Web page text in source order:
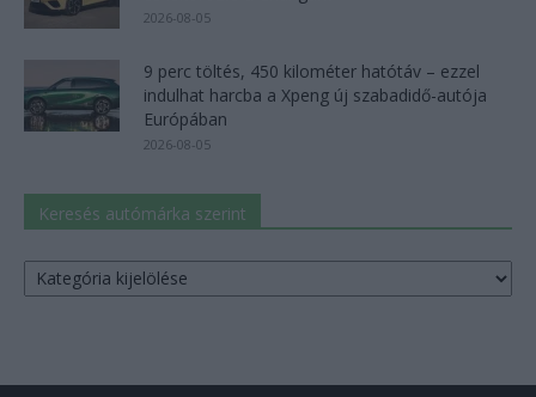
2026-08-05
9 perc töltés, 450 kilométer hatótáv – ezzel
indulhat harcba a Xpeng új szabadidő-autója
Európában
2026-08-05
Keresés autómárka szerint
Keresés
autómárka